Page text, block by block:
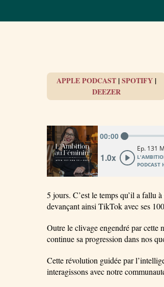
APPLE PODCAST|SPOTIFY|
DEEZER
5 jours. C’est le temps qu’il a fallu
devançant ainsi TikTok avec ses
Outre le clivage engendré par cette
continue sa progression dans nos
Cette révolution guidée par
interagissons avec notre